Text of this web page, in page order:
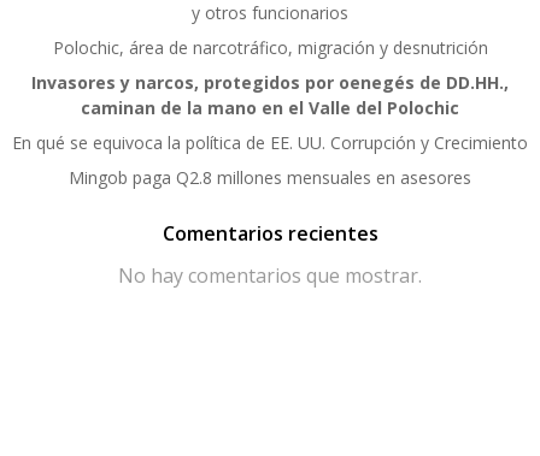
y otros funcionarios
Polochic, área de narcotráfico, migración y desnutrición
Invasores y narcos, protegidos por oenegés de DD.HH.,
caminan de la mano en el Valle del Polochic
En qué se equivoca la política de EE. UU. Corrupción y Crecimiento
Mingob paga Q2.8 millones mensuales en asesores
Comentarios recientes
No hay comentarios que mostrar.